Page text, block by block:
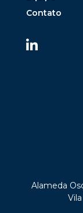
Contato
Alameda